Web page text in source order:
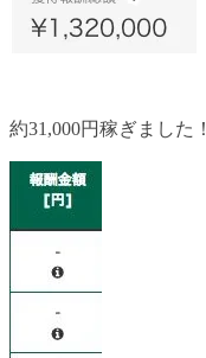
約31,000円稼ぎました！